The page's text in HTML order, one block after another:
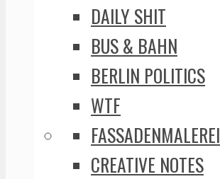
DAILY SHIT
BUS & BAHN
BERLIN POLITICS
WTF
FASSADENMALEREI
CREATIVE NOTES